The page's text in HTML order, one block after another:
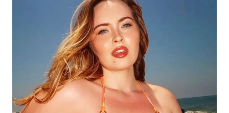
INFRASTRUKTUR
KONSUMEN
WAHANA
LISTRIK